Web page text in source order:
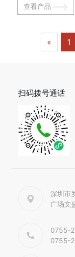
查看产品
« 1
扫码拨号通话
深圳市
广场文
0755-
0755-